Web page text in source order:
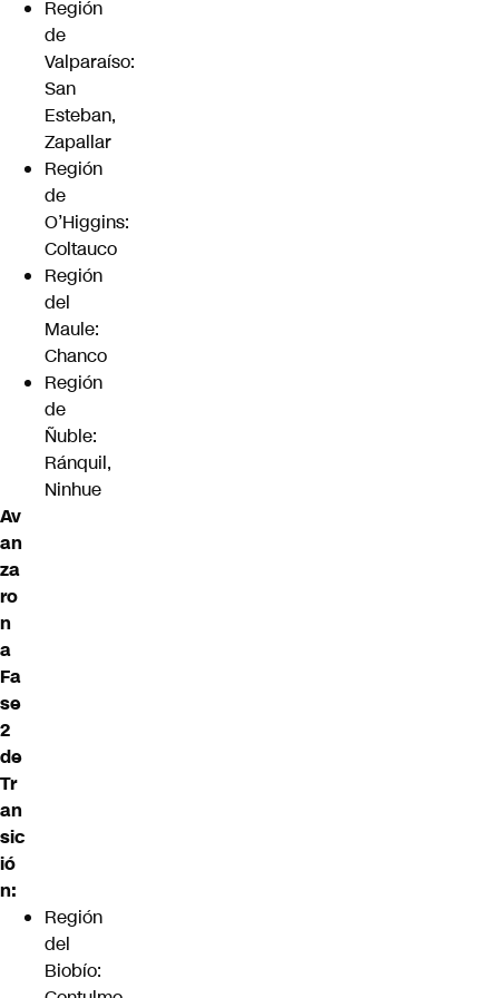
Región
de
Valparaíso:
San
Esteban,
Zapallar
Región
de
O’Higgins:
Coltauco
Región
del
Maule:
Chanco
Región
de
Ñuble:
Ránquil,
Ninhue
Av
an
za
ro
n
a
Fa
se
2
de
Tr
an
sic
ió
n:
Región
del
Biobío: